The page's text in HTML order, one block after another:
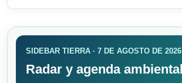
SIDEBAR TIERRA · 7 DE AGOSTO DE 2026
Radar y agenda ambiental